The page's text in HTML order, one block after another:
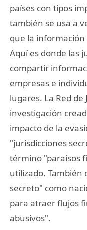
países con tipos
también se usa a
que la
Aquí es donde las
compartir
empresas e
lugares. La Red de
investigación
impacto de la
"jurisdicciones
término "paraísos
utilizado. También
secreto" como
para atraer flujos
abusivos".